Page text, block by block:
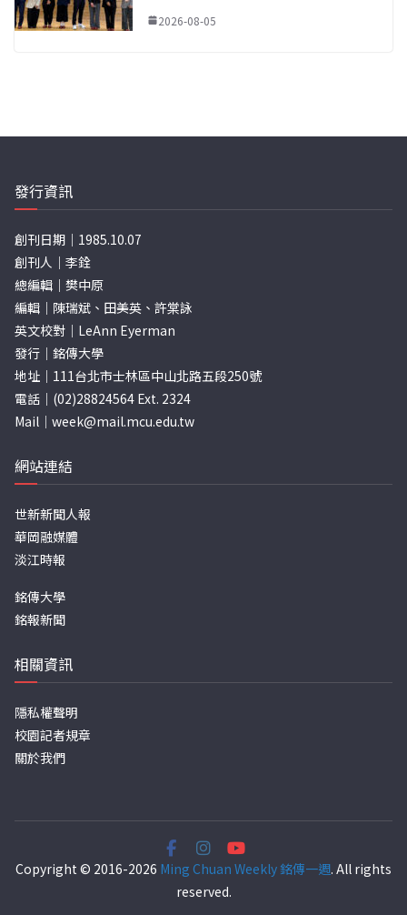
2026-08-05
發行資訊
創刊日期｜1985.10.07
創刊人｜李銓
總編輯｜樊中原
編輯｜陳瑞斌、田美英、許棠詠
英文校對｜LeAnn Eyerman
發行｜銘傳大學
地址｜111台北市士林區中山北路五段250號
電話｜(02)28824564 Ext. 2324
Mail｜ week@mail.mcu.edu.tw
網站連結
世新新聞人報
華岡融媒體
淡江時報
銘傳大學
銘報新聞
相關資訊
隱私權聲明
校園記者規章
關於我們
Copyright © 2016-2026 Ming Chuan Weekly 銘傳一週. All rights
reserved.